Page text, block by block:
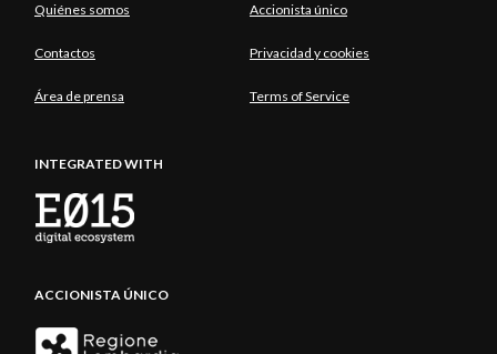
Quiénes somos Accionista único
Contactos Privacidad y cookies
Área de prensa Terms of Service
INTEGRATED WITH
ACCIONISTA ÚNICO